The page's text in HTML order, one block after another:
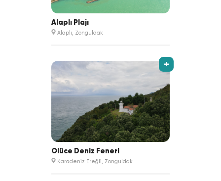
Alaplı Plajı
Alaplı, Zonguldak
+
Ölüce Deniz Feneri
Karadeniz Ereğli, Zonguldak